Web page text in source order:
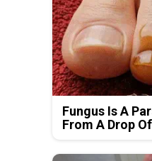
Fungus Is A
From A Drop